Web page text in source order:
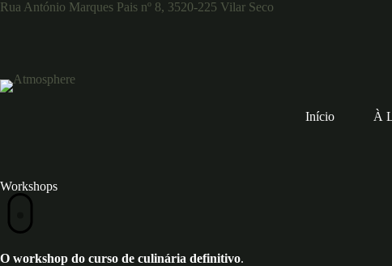
Rua António Marques Pais nº 8, 3520-225 Vilar Seco
Início À
Workshops
O workshop do curso de culinária definitivo.